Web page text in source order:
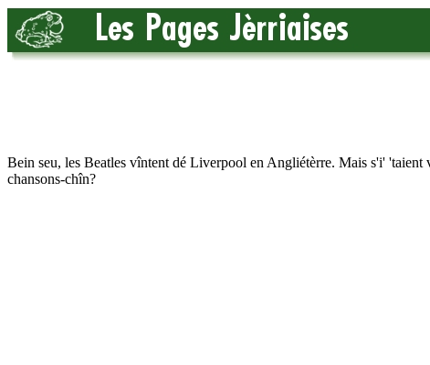
Bein seu, les Beatles vîntent dé Liverpool en Angliétèrre. Mais s'i' 'taient
chansons-chîn?